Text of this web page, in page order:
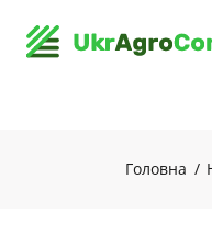
Головна